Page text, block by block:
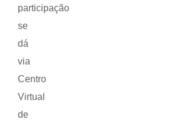
participação
se
dá
via
Centro
Virtual
de